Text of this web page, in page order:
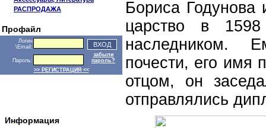
РАСПРОДАЖА
Профайл
Логин
\Email:
Пароль:
забыли
пароль?
>> РЕГИСТРАЦИЯ <<
Информация
Бориса
царство в
наследником.
почести, его имя
отцом, он
отправлялись